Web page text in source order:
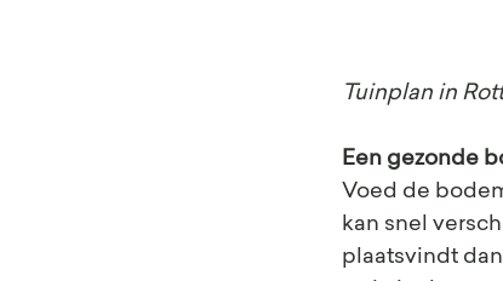
Tuinplan in
Een gezonde
Voed de
kan snel
plaatsvindt